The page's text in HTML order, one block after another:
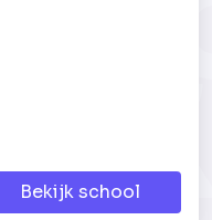
Bekijk school